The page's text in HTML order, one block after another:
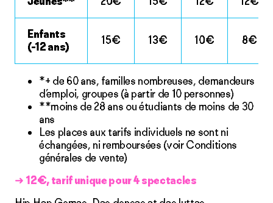
Enfants
(-12 ans)
15€ 13€ 10€ 8€
*+ de 60 ans, familles nombreuses, demandeurs
d’emploi, groupes (à partir de 10 personnes)
**moins de 28 ans ou étudiants de moins de 30
ans
Les places aux tarifs individuels ne sont ni
échangées, ni remboursées (voirConditions
générales de vente)
➜ 12€, tarif unique pour 4 spectacles